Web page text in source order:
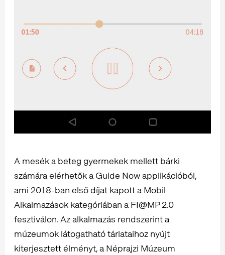
A mesék a beteg gyermekek mellett bárki
számára elérhetők a Guide Now applikációból,
ami 2018-ban első díjat kapott a Mobil
Alkalmazások kategóriában a FI@MP 2.0
fesztiválon. Az alkalmazás rendszerint a
múzeumok látogatható tárlataihoz nyújt
kiterjesztett élményt, a Néprajzi Múzeum